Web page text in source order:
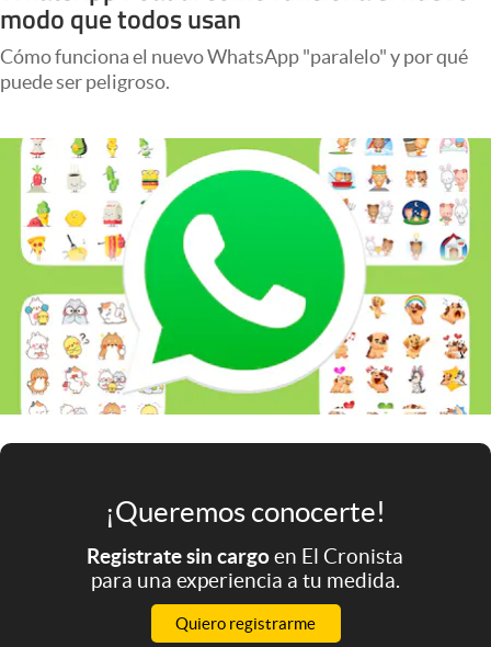
Columnistas
Infotechnology
Clase
Clima
Eventos Corporativos
El Cronista Studio
Mediakit
abre en nueva pestaña
modo que todos usan
Cómo funciona el nuevo WhatsApp "paralelo" y por qué
puede ser peligroso.
¡Queremos conocerte!
Registrate sin cargoen El Cronista
para una experiencia a tu medida.
Quiero registrarme